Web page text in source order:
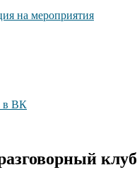
на мероприятия
клуб